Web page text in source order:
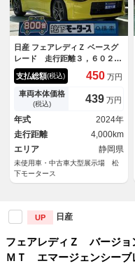
日産 フェアレディＺ ベースグ
レード 走行距離３，６０２ｋ
ｍ ９ＡＴ 日産コネクトナ
ビ ＬＥＤヘッドランプ バッ
クモニター ＥＴＣ２．０ 本
革巻ステアリング パドルシフ
ト ３連サブメーター アルミ
ペダル エマージェンシーブレ
ーキ
支払総額(税込) 450 万円
車両本体価格
(税込) 439 万円
年式
2024年
走行距離
4,000km
エリア
静岡県
未使用車・中古車大型展示場 松
下モータース
UP 日産
フェアレディＺ バージ
ＭＴ エマージェンシー